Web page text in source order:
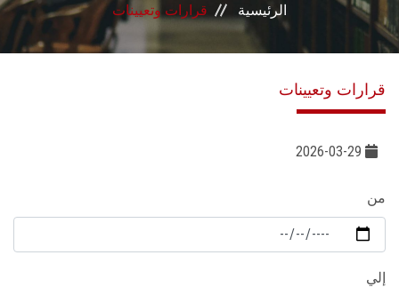
البحث العلمي
الإعلام
الرئيسية قرارات وتعيينات
قرارات وتعيينات
من
إلي